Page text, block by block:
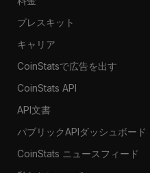
プレスキット
キャリア
CoinStatsで広告を出す
CoinStats API
API文書
パブリックAPIダッシュボード
CoinStats ニュースフィード